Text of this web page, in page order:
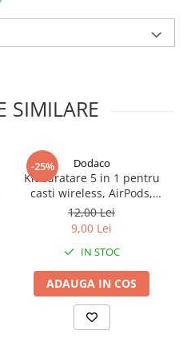
cu o temperatura de
reci. Aceasta lumina este
necesara vizibilitate ridicata,
SIMILARE
-25% Dodaco
Kit curatare 5 in 1 pentru
casti wireless, AirPods,
smartphone, tastatura si
aparate foto, instrument
multifunctional pentru
intretinerea dispozitivelor
electronice
12,00 Lei
9,00 Lei
IN STOC
ADAUGA IN COS